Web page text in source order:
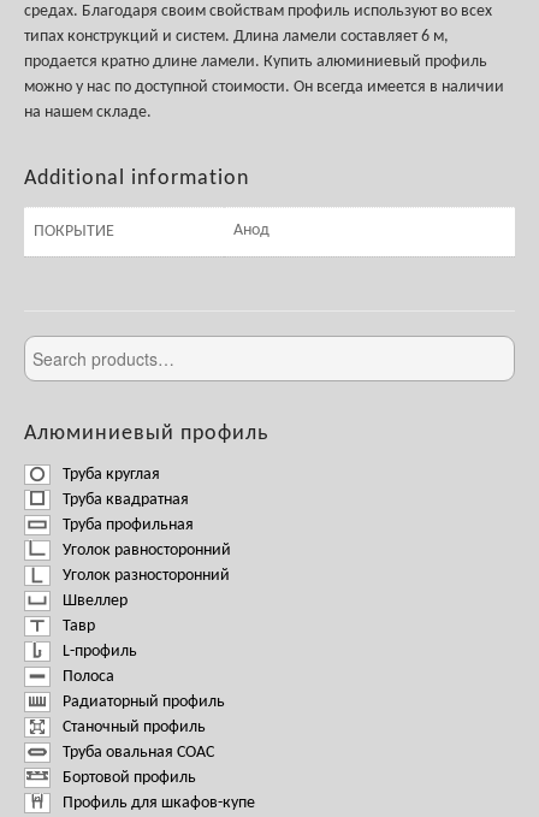
средах. Благодаря своим свойствам профиль используют во всех
типах конструкций и систем. Длина ламели составляет 6 м,
продается кратно длине ламели. Купить алюминиевый профиль
можно у нас по доступной стоимости. Он всегда имеется в наличии
на нашем складе.
Additional information
ПОКРЫТИЕ Анод
Алюминиевый профиль
Труба круглая
Труба квадратная
Труба профильная
Уголок равносторонний
Уголок разносторонний
Швеллер
Тавр
L-профиль
Полоса
Радиаторный профиль
Станочный профиль
Труба овальная СОАС
Бортовой профиль
Профиль для шкафов-купе